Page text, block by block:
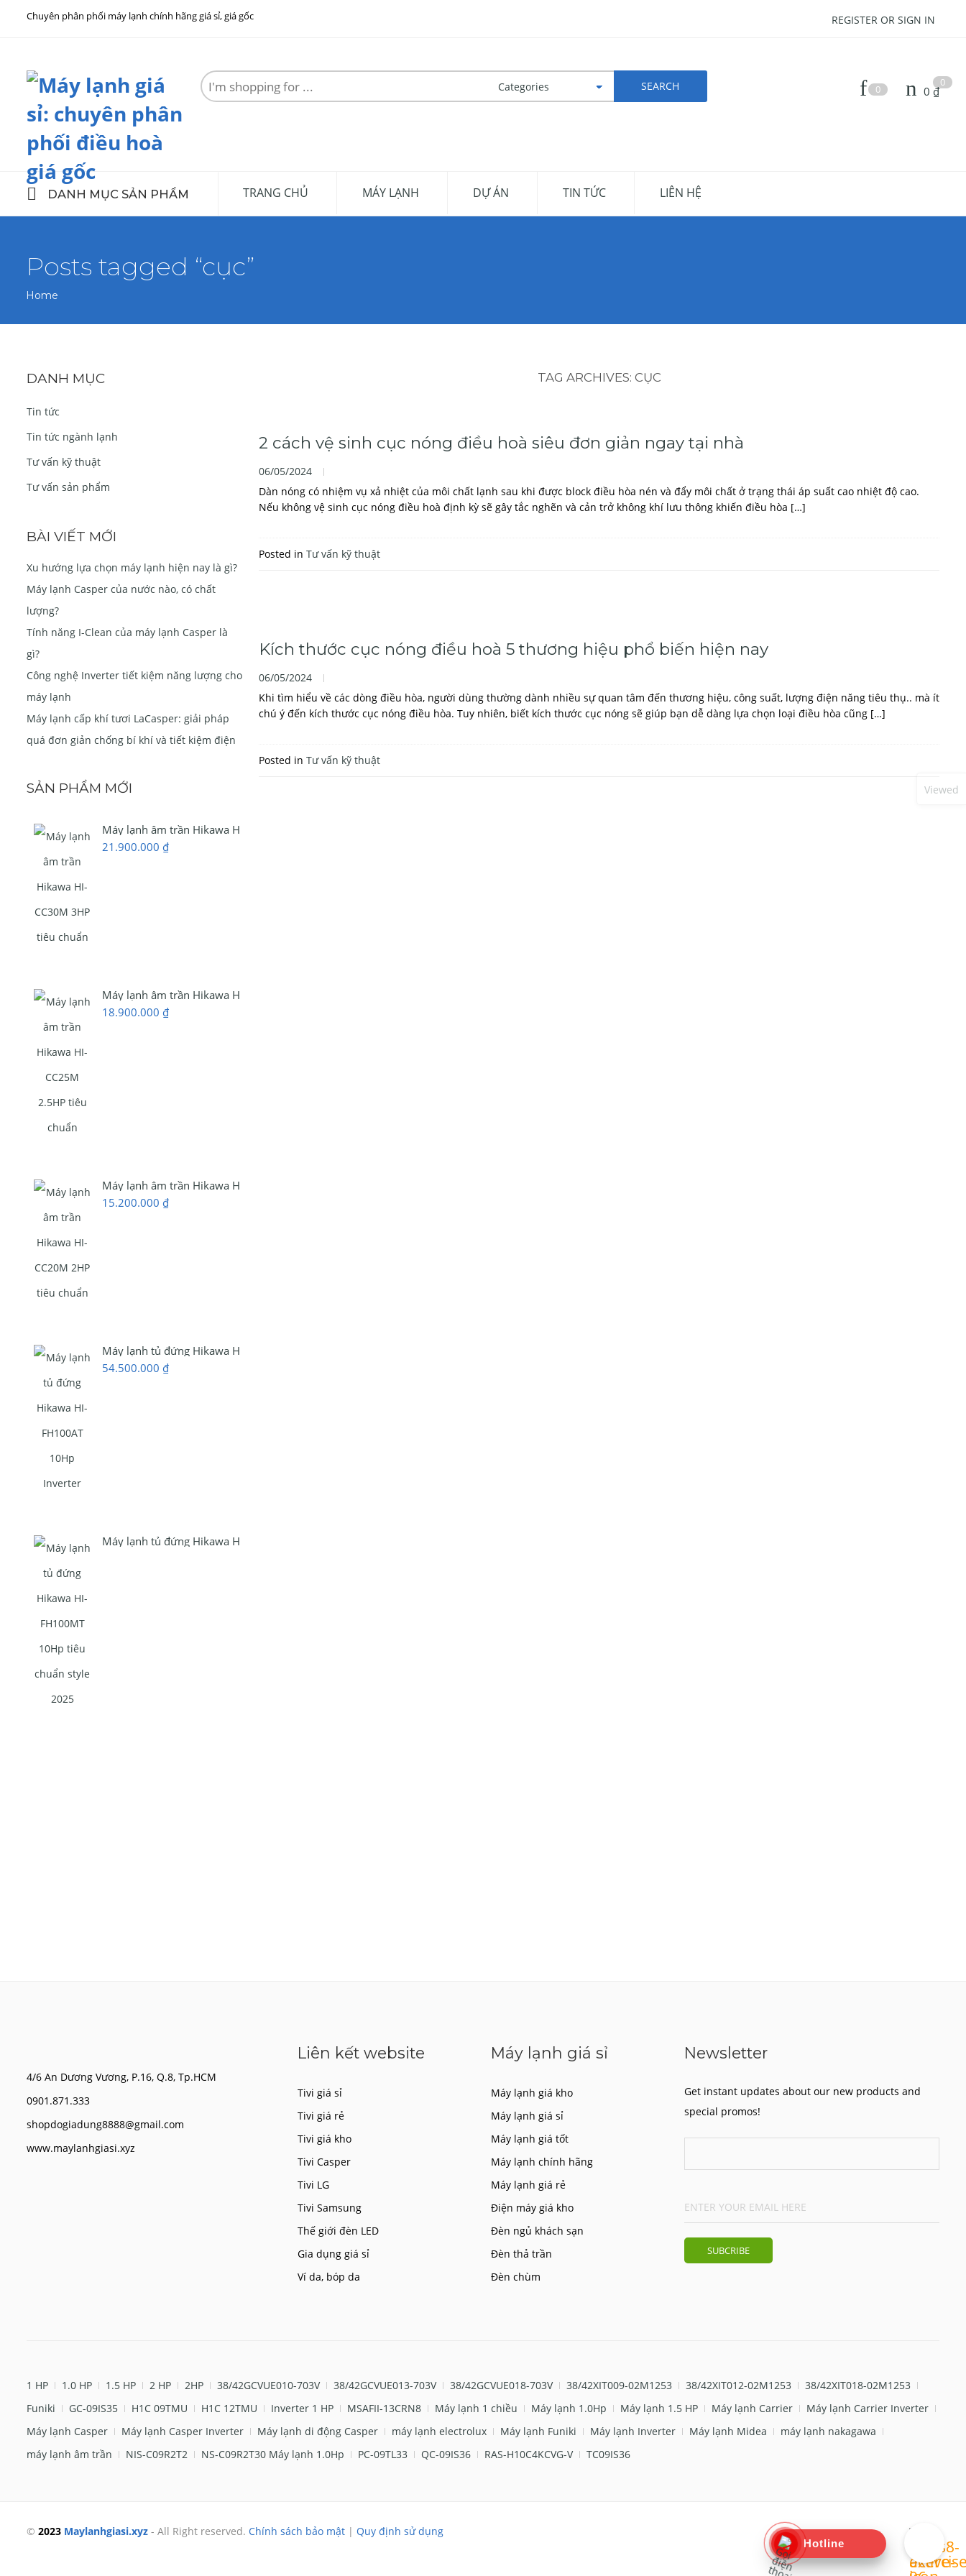
Chuyên phân phối máy lạnh chính hãng giá sỉ, giá gốc REGISTER OR SIGN IN
Search
here
0
0
0 ₫
DANH MỤC SẢN PHẨM TRANG CHỦ MÁY LẠNH DỰ ÁN TIN TỨC LIÊN HỆ
Posts tagged “cục”
Home
TAG ARCHIVES: CỤC
2 cách vệ sinh cục nóng điều hoà siêu đơn giản ngay tại nhà
06/05/2024
Dàn nóng có nhiệm vụ xả nhiệt của môi chất lạnh sau khi được block điều hòa nén và đẩy môi chất ở trạng thái áp suất cao nhiệt độ cao.
Nếu không vệ sinh cục nóng điều hoà định kỳ sẽ gây tắc nghẽn và cản trở không khí lưu thông khiến điều hòa […]
Posted in Tư vấn kỹ thuật
Kích thước cục nóng điều hoà 5 thương hiệu phổ biến hiện nay
06/05/2024
Khi tìm hiểu về các dòng điều hòa, người dùng thường dành nhiều sự quan tâm đến thương hiệu, công suất, lượng điện năng tiêu thụ.. mà ít
chú ý đến kích thước cục nóng điều hòa. Tuy nhiên, biết kích thước cục nóng sẽ giúp bạn dễ dàng lựa chọn loại điều hòa cũng […]
Posted in Tư vấn kỹ thuật
DANH MỤC
Tin tức
Tin tức ngành lạnh
Tư vấn kỹ thuật
Tư vấn sản phẩm
BÀI VIẾT MỚI
Xu hướng lựa chọn máy lạnh hiện nay là gì?
Máy lạnh Casper của nước nào, có chất
lượng?
Tính năng I-Clean của máy lạnh Casper là
gì?
Công nghệ Inverter tiết kiệm năng lượng cho
máy lạnh
Máy lạnh cấp khí tươi LaCasper: giải pháp
quá đơn giản chống bí khí và tiết kiệm điện
SẢN PHẨM MỚI
Máy lạnh âm trần Hikawa HI-CC30M 3HP tiêu chuẩn
21.900.000 ₫
Máy lạnh âm trần Hikawa HI-CC25M 2.5HP tiêu chuẩn
18.900.000 ₫
Máy lạnh âm trần Hikawa HI-CC20M 2HP tiêu chuẩn
15.200.000 ₫
Máy lạnh tủ đứng Hikawa HI-FH100AT 10Hp Inverter
54.500.000 ₫
Máy lạnh tủ đứng Hikawa HI-FH100MT 10Hp tiêu chuẩn style 2025
4/6 An Dương Vương, P.16, Q.8, Tp.HCM
0901.871.333
shopdogiadung8888@gmail.com
www.maylanhgiasi.xyz
Liên kết website
Tivi giá sỉ
Tivi giá rẻ
Tivi giá kho
Tivi Casper
Tivi LG
Tivi Samsung
Thế giới đèn LED
Gia dụng giá sỉ
Ví da, bóp da
Máy lạnh giá sỉ
Máy lạnh giá kho
Máy lạnh giá sỉ
Máy lạnh giá tốt
Máy lạnh chính hãng
Máy lạnh giá rẻ
Điện máy giá kho
Đèn ngủ khách sạn
Đèn thả trần
Đèn chùm
Newsletter
Get instant updates about our new products and
special promos!
1 HP 1.0 HP 1.5 HP 2 HP 2HP 38/42GCVUE010-703V 38/42GCVUE013-703V 38/42GCVUE018-703V 38/42XIT009-02M1253 38/42XIT012-02M1253
38/42XIT018-02M1253
Funiki
GC-09IS35 H1C 09TMU H1C 12TMU Inverter 1 HP MSAFII-13CRN8 Máy lạnh 1 chiều Máy lạnh 1.0Hp Máy lạnh 1.5 HP Máy lạnh Carrier
Máy lạnh Carrier Inverter
Máy lạnh Casper
Máy lạnh Casper Inverter Máy lạnh di động Casper máy lạnh electrolux Máy lạnh Funiki Máy lạnh Inverter Máy lạnh Midea
máy lạnh nakagawa
máy lạnh âm trần
NIS-C09R2T2 NS-C09R2T30 Máy lạnh 1.0Hp PC-09TL33 QC-09IS36 RAS-H10C4KCVG-V TC09IS36
© 2023 Maylanhgiasi.xyz- All Right reserved. Chính sách bảo mật| Quy định sử dụng
Viewed
Hotline